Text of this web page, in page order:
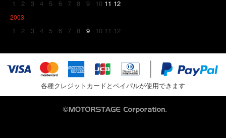
1 2 3 4 5 6 7 8 9 10 11 12
2003
1 2 3 4 5 6 7 8 9 10 11 12
各種クレジットカードとペイパルが使用できます